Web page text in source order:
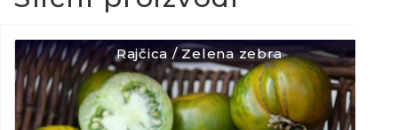
Rajčica / Zelena zebra